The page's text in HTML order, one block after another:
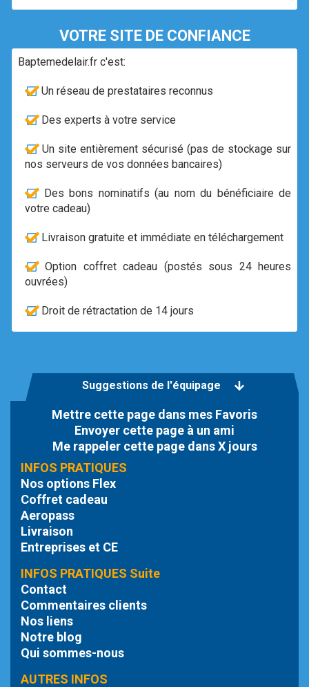
VOTRE SITE DE CONFIANCE
Baptemedelair.fr c'est:
Un réseau de prestataires reconnus
Des experts à votre service
Un site entièrement sécurisé (pas de stockage sur
nos serveurs de vos données bancaires)
Des bons nominatifs (au nom du bénéficiaire de
votre cadeau)
Livraison gratuite et immédiate en téléchargement
Option coffret cadeau (postés sous 24 heures
ouvrées)
Droit de rétractation de 14 jours
Suggestions de l'équipage
Mettre cette page dans mes Favoris
Envoyer cette page à un ami
Me rappeler cette page dans X jours
INFOS PRATIQUES
Nos options Flex
Coffret cadeau
Aeropass
Livraison
Entreprises et CE
INFOS PRATIQUES Suite
Contact
Commentaires clients
Nos liens
Notre blog
Qui sommes-nous
AUTRES INFOS